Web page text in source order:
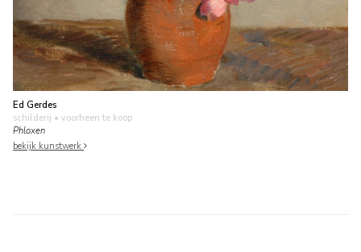
Ed Gerdes
schilderij • voorheen te koop
Phloxen
bekijk kunstwerk